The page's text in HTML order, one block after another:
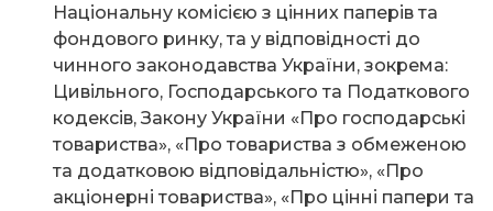
Національну комісією з цінних паперів та
фондового ринку, та у відповідності до
чинного законодавства України, зокрема:
Цивільного, Господарського та Податкового
кодексів, Закону України «Про господарські
товариства», «Про товариства з обмеженою
та додатковою відповідальністю», «Про
акціонерні товариства», «Про цінні папери та